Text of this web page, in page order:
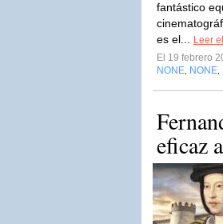
fantástico
es el...
Leer
El 19 febrero
NONE NONE
eficaz